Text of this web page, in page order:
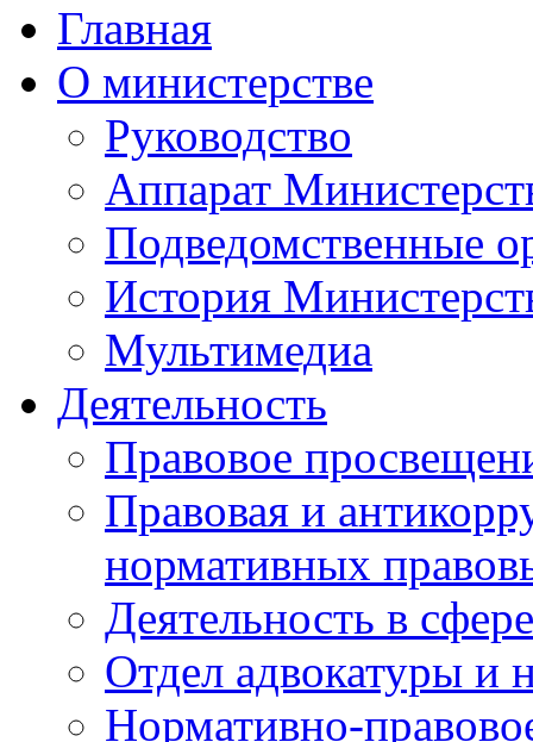
Главная
О министерстве
Руководство
Аппарат
Подведомственные
История
Мультимедиа
Деятельность
Правовое
Правовая и
нормативных
Деятельность в
Отдел адвокатуры и
Нормативно-